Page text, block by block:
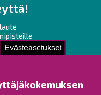
Evästeasetukset